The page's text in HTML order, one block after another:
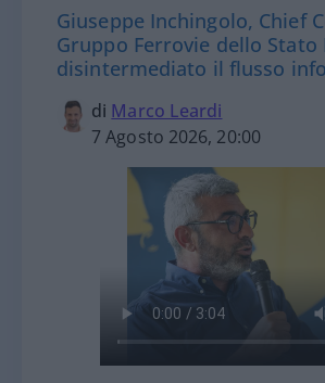
Giuseppe Inchingolo, Chief
Gruppo Ferrovie dello
disintermediato il flusso
di Marco Leardi
7 Agosto 2026, 20:00